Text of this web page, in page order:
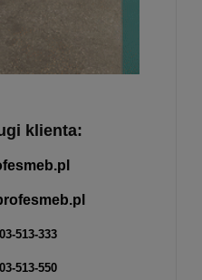
klienta:
513-333
513-550